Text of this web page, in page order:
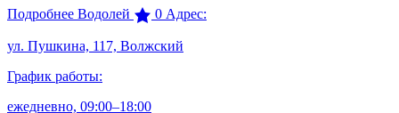
Подробнее Водолей 0 Адрес:
ул. Пушкина, 117, Волжский
График работы:
ежедневно, 09:00–18:00